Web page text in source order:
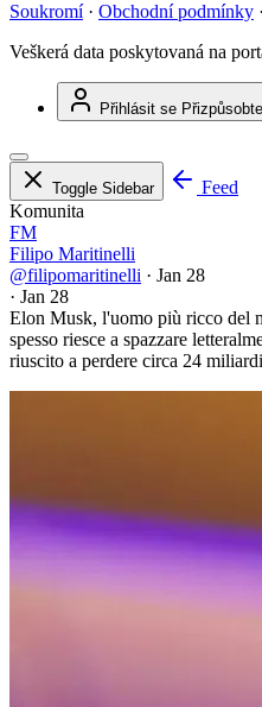
Soukromí · Obchodní podmínky ·
Veškerá data poskytovaná na
Přihlásit se
Toggle Sidebar
Feed
Komunita
FM
Filipo Maritinelli
@filipomaritinelli · Jan 28
· Jan 28
Elon Musk, l'uomo più ricco del
spesso riesce a spazzare
riuscito a perdere circa 24